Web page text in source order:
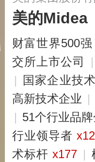
美的Midea
财富世界500强
交所上市公司
|
国家企业技
高新技术企业 |
| 51个行业品
行业领导者
术标杆x177 |